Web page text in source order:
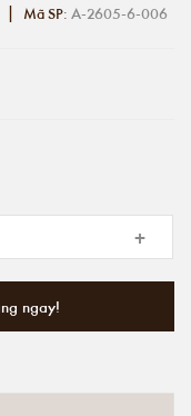
| Mã SP: A-2605-6-006
+
ngay!